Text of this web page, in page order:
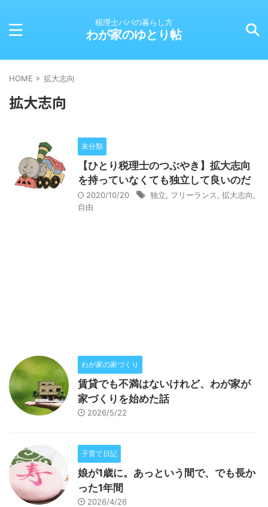
税理士パパの暮らし方
わが家のゆとり帖
HOME > 拡大志向
拡大志向
未分類
【ひとり税理士のつぶやき】拡大志向
を持っていなくても独立して良いのだ
2020/10/20 独立 フリーランス 拡大志向
自由
わが家の家づくり
賃貸でも不満はないけれど、わが家が
家づくりを始めた話
2026/5/22
子育て日記
娘が1歳に。あっという間で、でも長か
った1年間
2026/4/26